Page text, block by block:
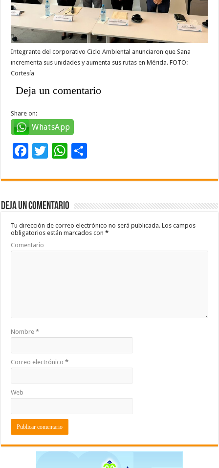
Integrante del corporativo Ciclo Ambiental anunciaron que Sana
incrementa sus unidades y aumenta sus rutas en Mérida. FOTO:
Cortesía
Deja un comentario
Share on:
WhatsApp
F
e
b
o
o
k
T
tt
er
W
at
sA
p
p
m
ar
ti
Deja un comentario
Tu dirección de correo electrónico no será publicada. Los campos
obligatorios están marcados con*
Comentario
Nombre*
Correo electrónico*
Web